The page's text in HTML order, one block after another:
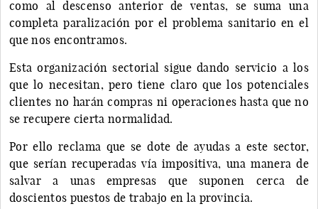
como al descenso anterior de ventas, se suma una
completa paralización por el problema sanitario en el
que nos encontramos.
Esta organización sectorial sigue dando servicio a los
que lo necesitan, pero tiene claro que los potenciales
clientes no harán compras ni operaciones hasta que no
se recupere cierta normalidad.
Por ello reclama que se dote de ayudas a este sector,
que serían recuperadas vía impositiva, una manera de
salvar a unas empresas que suponen cerca de
doscientos puestos de trabajo en la provincia.